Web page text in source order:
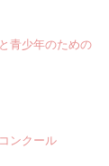
青少年のための
ンクール